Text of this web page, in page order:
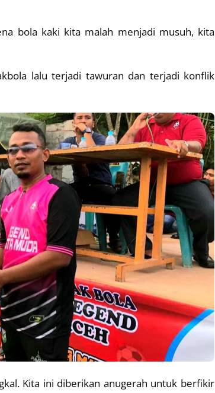
bola kaki kita malah menjadi musuh, kita
lalu terjadi tawuran dan terjadi konflik
Kita ini diberikan anugerah untuk berfikir